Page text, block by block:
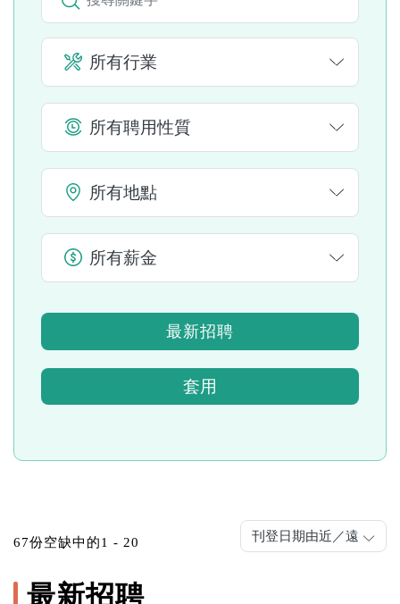
所有行業
所有聘用性質
所有地點
所有薪金
最新招聘
套用
67份空缺中的1 - 20 刊登日期由近／遠
Pagination
最新招聘